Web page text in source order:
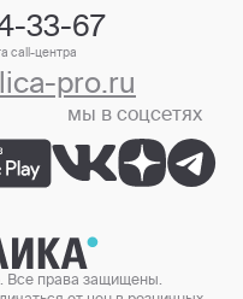
33-67
call-центра
pro.ru
мы в соцсетях
права защищены.